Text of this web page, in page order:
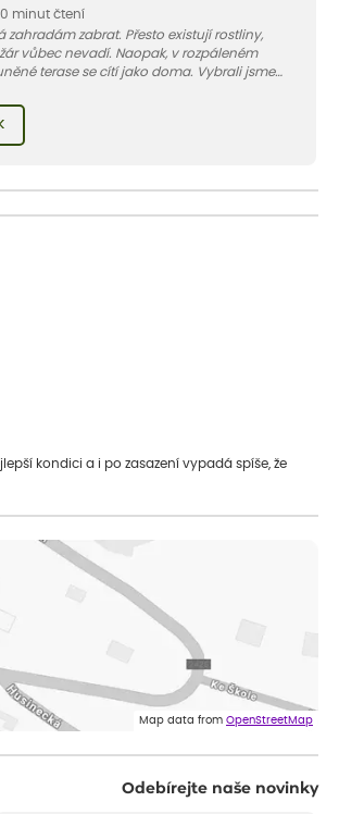
minut čtení
zahradám zabrat. Přesto existují rostliny,
vůbec nevadí. Naopak, v rozpáleném
terase se cítí jako doma. Vybrali jsme
zálivky. Pojďme se podívat, které to jsou.
kondici a i po zasazení vypadá spíše, že
Map data from OpenStreetMap
Odebírejte naše novinky